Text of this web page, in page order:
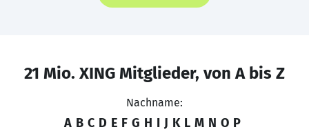
21 Mio. XING Mitglieder, von A bis Z
Nachname:
A B C D E F G H I J K L M N O P